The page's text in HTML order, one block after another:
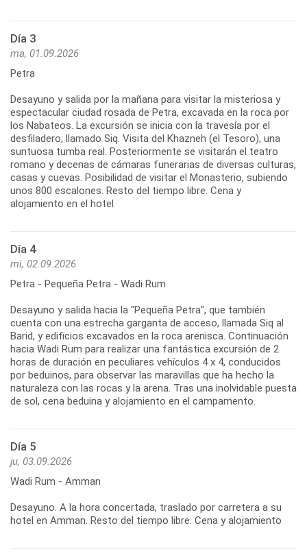
Día 3
ma, 01.09.2026
Petra
Desayuno y salida por la mañana para visitar la misteriosa y
espectacular ciudad rosada de Petra, excavada en la roca por
los Nabateos. La excursión se inicia con la travesía por el
desfiladero, llamado Siq. Visita del Khazneh (el Tesoro), una
suntuosa tumba real. Posteriormente se visitarán el teatro
romano y decenas de cámaras funerarias de diversas culturas,
casas y cuevas. Posibilidad de visitar el Monasterio, subiendo
unos 800 escalones. Resto del tiempo libre. Cena y
alojamiento en el hotel
Día 4
mi, 02.09.2026
Petra - Pequeña Petra - Wadi Rum
Desayuno y salida hacia la "Pequeña Petra", que también
cuenta con una estrecha garganta de acceso, llamada Siq al
Barid, y edificios excavados en la roca arenisca. Continuación
hacia Wadi Rum para realizar una fantástica excursión de 2
horas de duración en peculiares vehículos 4 x 4, conducidos
por beduinos, para observar las maravillas que ha hecho la
naturaleza con las rocas y la arena. Tras una inolvidable puesta
de sol, cena beduina y alojamiento en el campamento.
Día 5
ju, 03.09.2026
Wadi Rum - Amman
Desayuno. A la hora concertada, traslado por carretera a su
hotel en Amman. Resto del tiempo libre. Cena y alojamiento